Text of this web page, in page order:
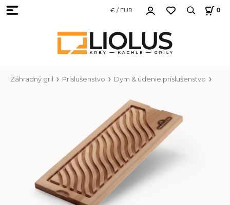
€ / EUR 0
Záhradný gril Príslušenstvo Dym & údenie príslušenstvo